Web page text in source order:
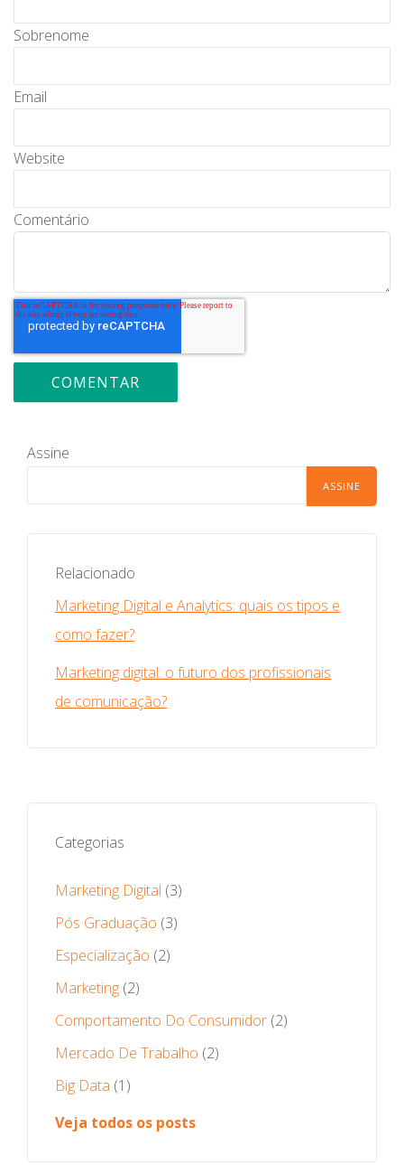
Sobrenome
Email
Website
Comentário
Assine
Relacionado
Marketing Digital e Analytics: quais os tipos e
como fazer?
Marketing digital: o futuro dos profissionais
de comunicação?
Categorias
Marketing Digital (3)
Pós Graduação (3)
Especialização (2)
Marketing (2)
Comportamento Do Consumidor (2)
Mercado De Trabalho (2)
Big Data (1)
Veja todos os posts